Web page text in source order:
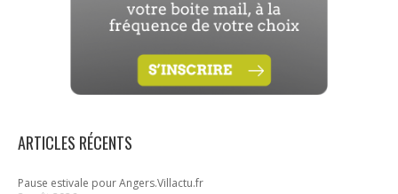
ARTICLES RÉCENTS
Pause estivale pour Angers.Villactu.fr